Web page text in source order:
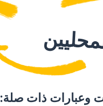
وعبارات ذات صلة: